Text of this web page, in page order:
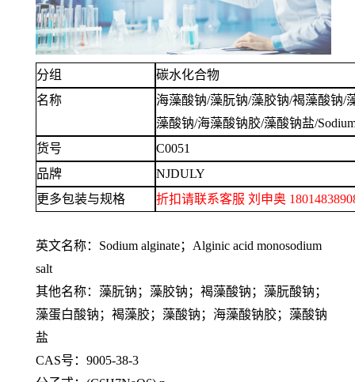
分组
碳水化合物
名称
海藻酸钠/藻朊钠/藻胶钠/褐藻酸钠/
藻酸钠/海藻酸钠胶/藻酸钠盐/
货号
C0051
品牌
NJDULY
更多包装与规格
折扣请联系客服 刘申奥
英文名称： Sodium alginate；Alginic acid monosodium
salt
其他名称：藻朊钠；藻胶钠；褐藻酸钠；藻朊酸钠；
藻蛋白酸钠；褐藻胶；藻酸钠；海藻酸钠胶；藻酸钠
盐
CAS号：9005-38-3